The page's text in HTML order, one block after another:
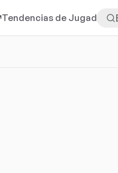
Tendencias de Jugadores